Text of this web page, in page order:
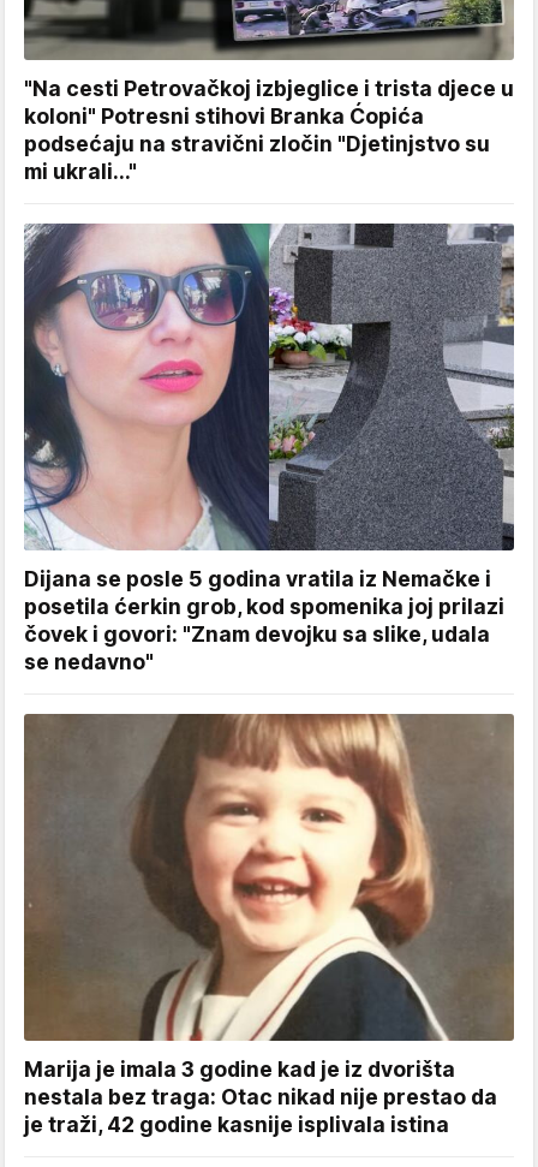
"Na cesti Petrovačkoj izbjeglice i trista djece u
koloni" Potresni stihovi Branka Ćopića
podsećaju na stravični zločin "Djetinjstvo su
mi ukrali..."
Dijana se posle 5 godina vratila iz Nemačke i
posetila ćerkin grob, kod spomenika joj prilazi
čovek i govori: "Znam devojku sa slike, udala
se nedavno"
Marija je imala 3 godine kad je iz dvorišta
nestala bez traga: Otac nikad nije prestao da
je traži, 42 godine kasnije isplivala istina